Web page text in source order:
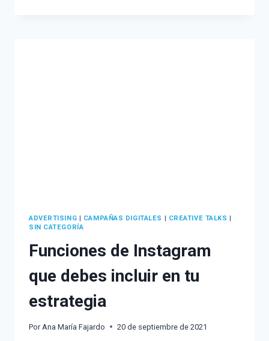
ADVERTISING | CAMPAÑAS DIGITALES | CREATIVE TALKS |
SIN CATEGORÍA
Funciones de Instagram
que debes incluir en tu
estrategia
Por Ana María Fajardo 20 de septiembre de 2021